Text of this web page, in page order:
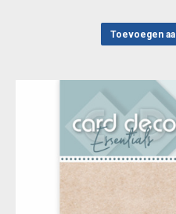
Toevoegen